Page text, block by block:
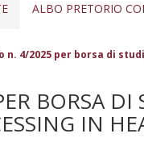
ALBO PRETORIO
n. 4/2025 per borsa di
BORSA DI
IN